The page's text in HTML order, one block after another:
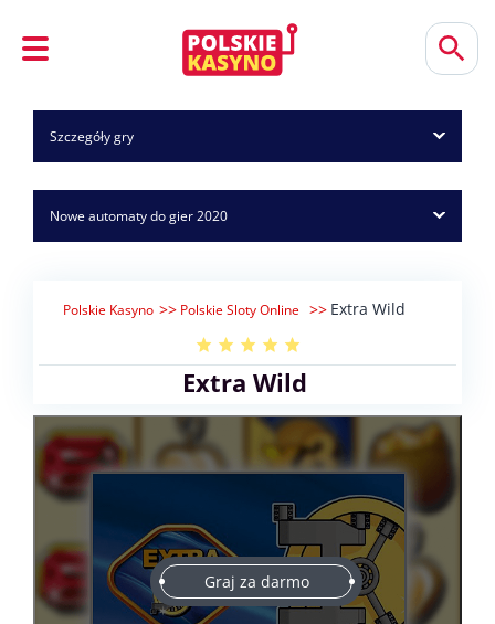
Polskie Kasyno Polskie Sloty Online Extra Wild
Extra Wild
Graj za darmo
Szczegóły gry
Nowe automaty do gier 2020